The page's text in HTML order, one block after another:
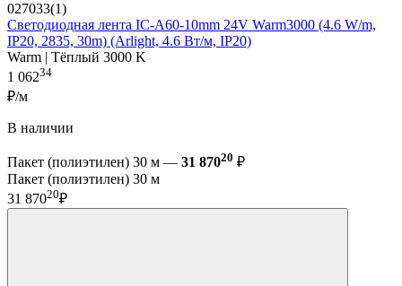
027033(1)
Светодиодная лента IC-A60-10mm 24V Warm3000 (4.6 W/m,
IP20, 2835, 30m) (Arlight, 4.6 Вт/м, IP20)
Warm | Тёплый 3000 K
1 06234
₽/м
В наличии
Пакет (полиэтилен) 30 м — 31 87020 ₽
Пакет (полиэтилен) 30 м
31 87020₽